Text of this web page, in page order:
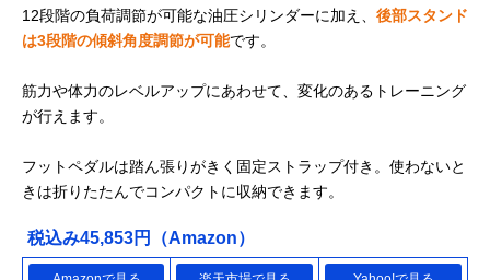
12段階の負荷調節が可能な油圧シリンダーに加え、 後部スタンド
は3段階の傾斜角度調節が可能です。
筋力や体力のレベルアップにあわせて、変化のあるトレーニング
が行えます。
フットペダルは踏ん張りがきく固定ストラップ付き。使わないと
きは折りたたんでコンパクトに収納できます。
税込み45,853円（Amazon）